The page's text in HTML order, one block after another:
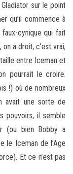
sur le point
qu’il commence à
cynique qui fait
a droit, c’est vrai,
entre Iceman et
pourrait le croire.
!) où de nombreux
avait une sorte de
pouvoirs, il semble
(ou bien Bobby a
le Iceman de l’Age
Et ce n’est pas